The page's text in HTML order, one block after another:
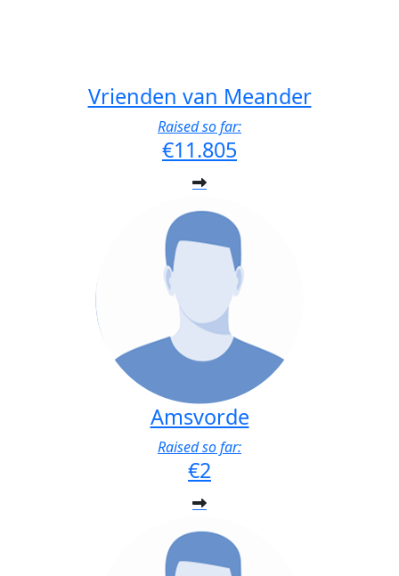
Vrienden van Meander
Raised so far:
€11.805
Amsvorde
Raised so far:
€2